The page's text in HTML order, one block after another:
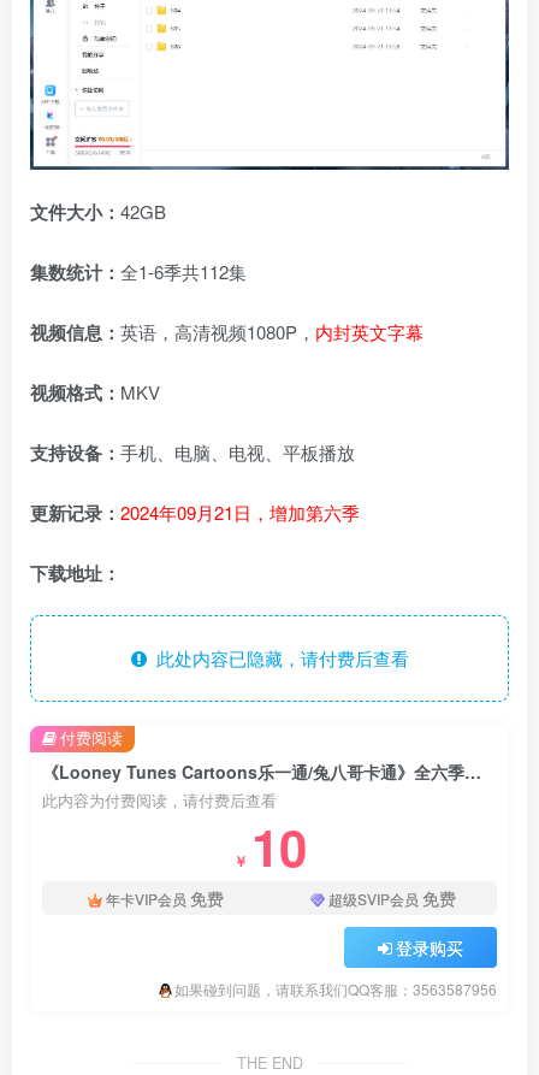
文件大小： 42GB
集数统计： 全1-6季共112集
视频信息： 英语，高清视频1080P， 内封英文字幕
视频格式： MKV
支持设备： 手机、电脑、电视、平板播放
更新记录： 2024年09月21日，增加第六季
下载地址：
此处内容已隐藏，请付费后查看
《Looney Tunes Cartoons乐一通/兔八哥卡通》全六季共112集，英语高清动画片带英文字幕，百度云网盘下载
此内容为付费阅读，请付费后查看
￥ 10
年卡VIP会员 免费 超级SVIP会员 免费
登录购买
如果碰到问题，请联系我们QQ客服：3563587956
付费阅读
THE END